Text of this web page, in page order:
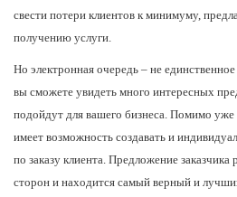
свести потери клиентов к минимуму,
получению услуги.
Но электронная очередь – не
вы сможете увидеть много интересных
подойдут для вашего бизнеса. Помимо уже
имеет возможность создавать и
по заказу клиента. Предложение заказчика
сторон и находится самый верный и